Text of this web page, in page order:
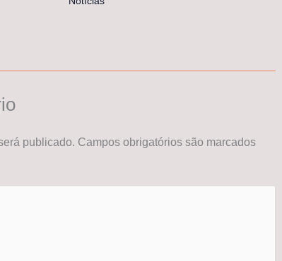
publicado. Campos obrigatórios são marcados